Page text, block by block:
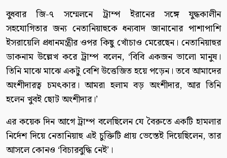
বুধবার জি-৭ সম্মেলনে ট্রাম্প ইরানের সঙ্গে যুদ্ধকালীন
সহযোগিতার জন্য নেতানিয়াহুকে ধন্যবাদ জানানোর পাশাপাশি
ইসরায়েলি প্রধানমন্ত্রীর ওপর কিছু খোঁচাও মেরেছেন। নেতানিয়াহুর
ডাকনাম উল্লেখ করে ট্রাম্প বলেন, ‘বিবি একজন ভালো মানুষ।
তিনি মাঝে মাঝে একটু বেশি উত্তেজিত হয়ে পড়েন। তবে আমাদের
অংশীদারত্ব চমৎকার। আমরা হলাম বড় অংশীদার, আর তিনি
হলেন খুবই ছোট অংশীদার।’
এর কয়েক দিন আগে ট্রাম্প বলেছিলেন যে বৈরুতে একটি হামলার
নির্দেশ দিয়ে নেতানিয়াহু এই চুক্তিটি প্রায় ভেস্তেই দিয়েছিলেন, তার
আসলে কোনও ‘বিচারবুদ্ধি নেই’।